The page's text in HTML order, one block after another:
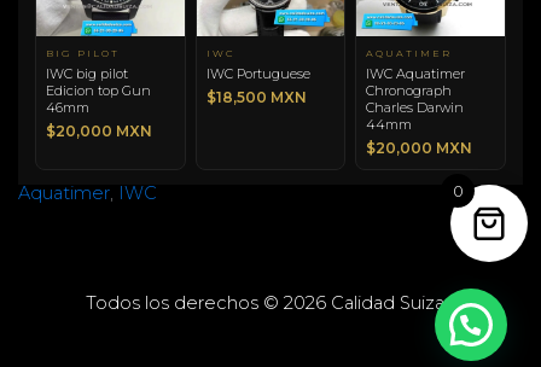
BIG PILOT
IWC big pilot
Edicion top Gun
46mm
$20,000 MXN
IWC
IWC Portuguese
$18,500 MXN
AQUATIMER
IWC Aquatimer
Chronograph
Charles Darwin
44mm
$20,000 MXN
Aquatimer, IWC
Todos los derechos © 2026 Calidad Suiza |
0